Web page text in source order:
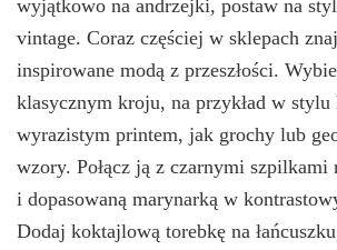
wyjątkowo na andrzejki, postaw na
vintage. Coraz częściej w sklepach
inspirowane modą z przeszłości.
klasycznym kroju, na przykład w stylu
wyrazistym printem, jak grochy lub
wzory. Połącz ją z czarnymi szpilkami
i dopasowaną marynarką w
Dodaj koktajlową torebkę na